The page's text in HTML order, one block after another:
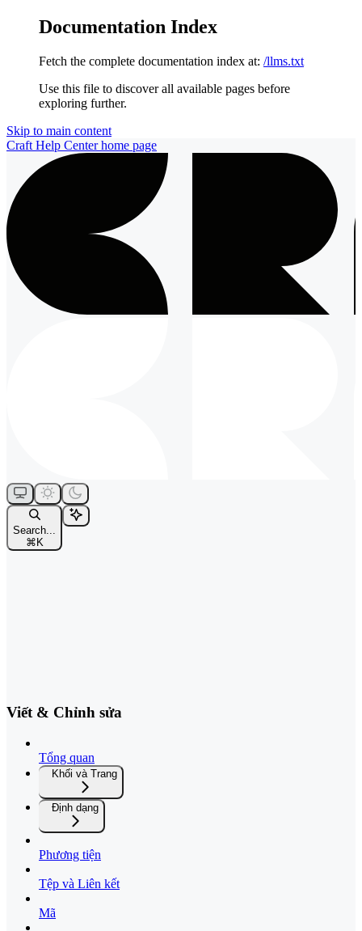
Documentation Index
Fetch the complete documentation index at: /llms.txt
Use this file to discover all available pages before
exploring further.
Skip to main content
Craft Help Centerhome page
Search...
⌘ K
Viết & Chỉnh sửa
Tổng quan
Khối và Trang
Định dạng
Phương tiện
Tệp và Liên kết
Mã